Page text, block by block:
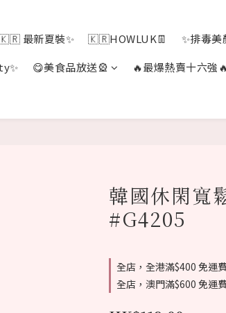
最新夏裝✨ 🇰🇷HOWLUK👖 ✨排毒美
😋美食品放送🎡 🔥最爆熱賣十六強
韓國休閑寬
#G4205
全店，全港滿$400 免運
全店，澳門滿$600 免運